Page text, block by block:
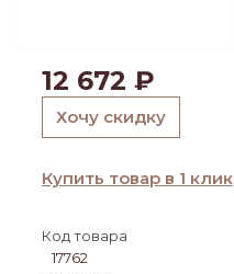
12 672 ₽
Хочу скидку
Купить товар в 1 клик
Код товара
17762